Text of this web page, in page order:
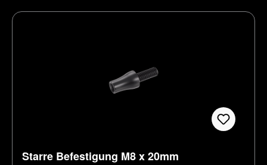
Starre Befestigung M8 x 20mm